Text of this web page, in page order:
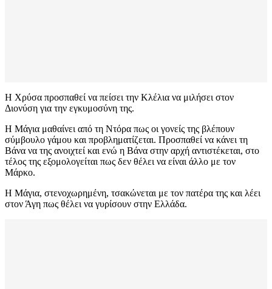
Η Χρύσα προσπαθεί να πείσει την Κλέλια να μιλήσει στον
Διονύση για την εγκυμοσύνη της.
Η Μάγια μαθαίνει από τη Ντόρα πως οι γονείς της βλέπουν
σύμβουλο γάμου και προβληματίζεται. Προσπαθεί να κάνει τη
Βάνα να της ανοιχτεί και ενώ η Βάνα στην αρχή αντιστέκεται, στο
τέλος της εξομολογείται πως δεν θέλει να είναι άλλο με τον
Μάρκο.
Η Μάγια, στενοχωρημένη, τσακώνεται με τον πατέρα της και λέει
στον Άγη πως θέλει να γυρίσουν στην Ελλάδα.